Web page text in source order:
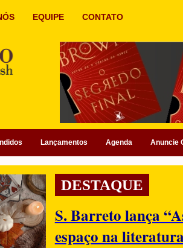
EQUIPE CONTATO
Lançamentos Agenda Anuncie
DESTAQUE
S. Barreto lança
espaço na